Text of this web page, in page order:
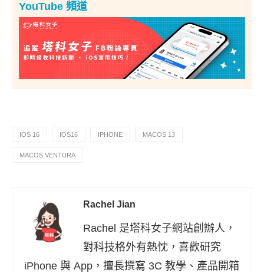
YouTube 頻道
IOS 16 IOS16 IPHONE MACOS 13
MACOS VENTURA
Rachel Jian
Rachel 是塔科女子網站創辦人，
對科技格外有熱忱，喜歡研究
iPhone 與 App，擅長撰寫 3C 教學、產品開箱